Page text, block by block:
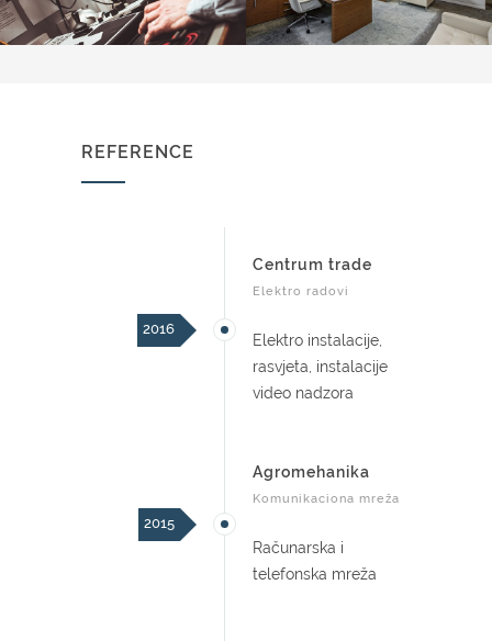
REFERENCE
2016
Centrum trade
Elektro radovi
Elektro instalacije,
rasvjeta, instalacije
video nadzora
2015
Agromehanika
Komunikaciona mreža
Računarska i
telefonska mreža